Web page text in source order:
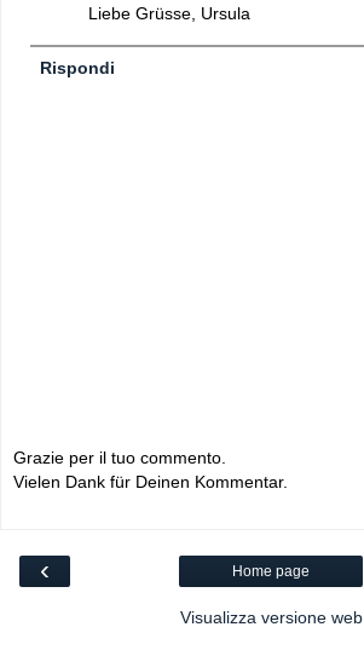
Liebe Grüsse, Ursula
Rispondi
Grazie per il tuo commento.
Vielen Dank für Deinen Kommentar.
‹ Home page
Visualizza versione web